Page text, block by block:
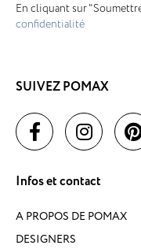
En cliquant sur
confidentialité
SUIVEZ POMAX
Infos et contact
A PROPOS DE POMAX
DESIGNERS